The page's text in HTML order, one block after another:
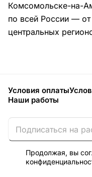
Комсомольске-на-
по всей России —
центральных
Условия оплаты
Наши работы
Продолжая, вы